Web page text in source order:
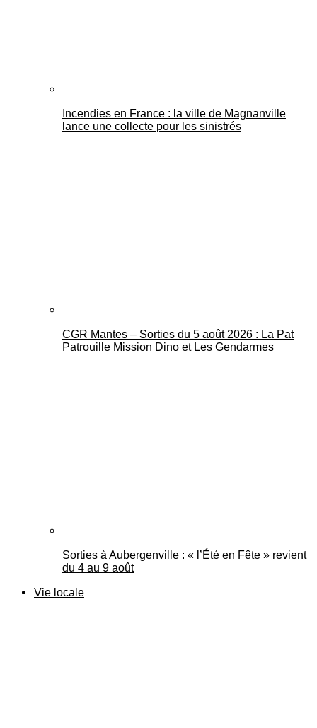
Incendies en France : la ville de Magnanville
lance une collecte pour les sinistrés
CGR Mantes – Sorties du 5 août 2026 : La Pat
Patrouille Mission Dino et Les Gendarmes
Sorties à Aubergenville : « l’Été en Fête » revient
du 4 au 9 août
Vie locale